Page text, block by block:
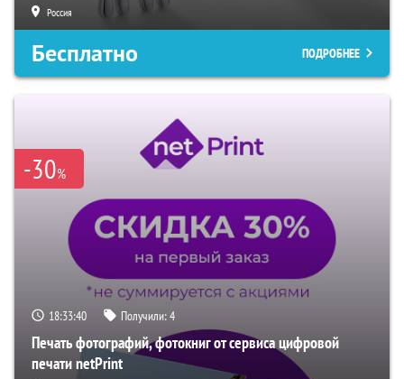
Россия
Бесплатно ПОДРОБНЕЕ
-30%
18:33:39 Получили:4
Печать фотографий, фотокниг от сервиса цифровой
печати netPrint